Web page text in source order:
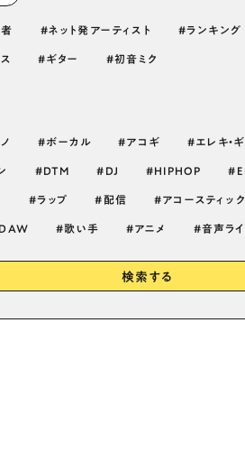
ネット発アーティスト ランキング
ギター 初音ミク
ボーカル アコギ エレキ・
DTM DJ HIPHOP
ラップ 配信 アコースティック
DAW 歌い手 アニメ 音声ラ
検索する